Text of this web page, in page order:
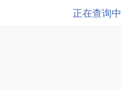
正在查询中